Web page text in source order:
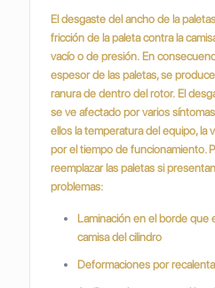
El desgaste del ancho de la
fricción de la paleta contra la
vacío o de presión. En
espesor de las paletas, se
ranura de dentro del rotor. El
se ve afectado por varios
ellos la temperatura del equipo, la
por el tiempo de funcionamiento.
reemplazar las paletas si
problemas:
Laminación en el borde que
camisa del cilindro
Deformaciones por